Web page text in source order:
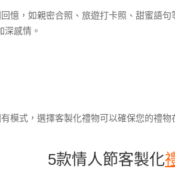
憶，如親密合照、旅遊打卡照、甜蜜語
感情。
模式，選擇客製化禮物可以確保您的禮
5款情人節客製化